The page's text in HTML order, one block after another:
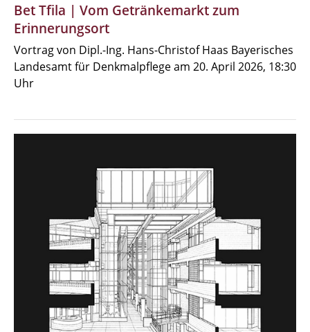
Bet Tfila | Vom Getränkemarkt zum
Erinnerungsort
Vortrag von Dipl.-Ing. Hans-Christof Haas Bayerisches
Landesamt für Denkmalpflege am 20. April 2026, 18:30
Uhr